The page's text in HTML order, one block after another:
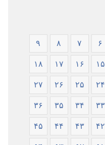
۶ ۷ ۸ ۹
۱۵ ۱۶ ۱۷ ۱۸
۲۴ ۲۵ ۲۶ ۲۷
۳۳ ۳۴ ۳۵ ۳۶
۴۲ ۴۳ ۴۴ ۴۵